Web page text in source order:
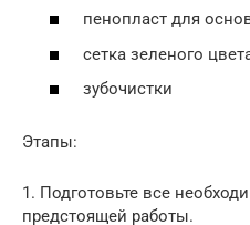
пенопласт для
сетка зеленого
зубочистки
Этапы:
1. Подготовьте все
предстоящей работы.